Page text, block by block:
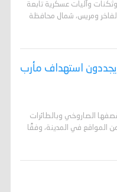
وآليات عسكرية تابعة
ومريس، شمال محافظة
استهداف مأرب
الصاروخي وبالطائرات
المواقع في المدينة، وفقًا